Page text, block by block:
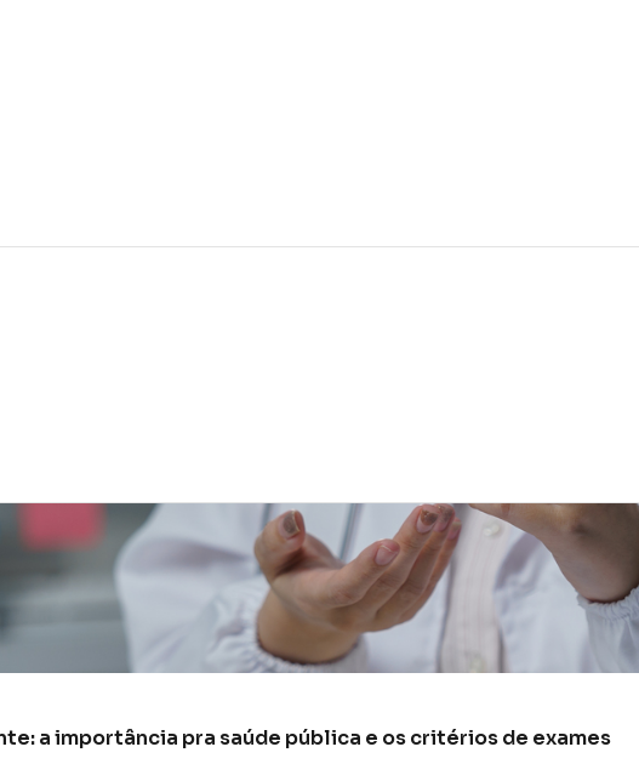
a importância pra saúde pública e os critérios de exames